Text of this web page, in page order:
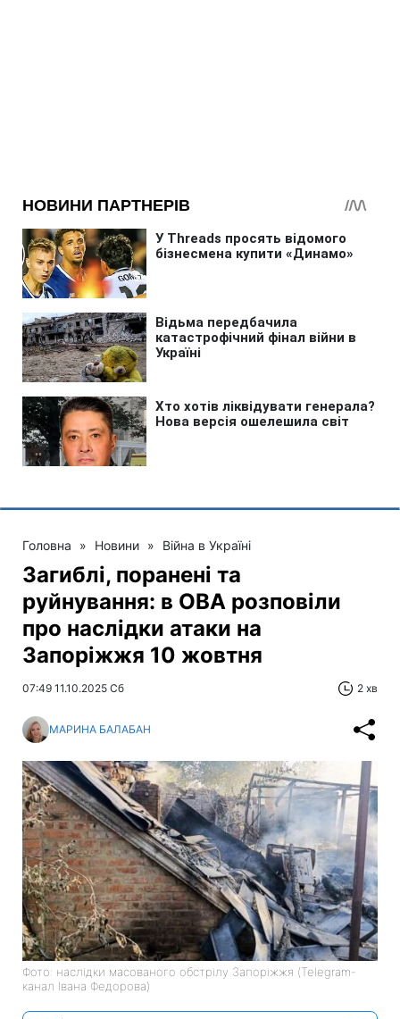
Головна » Новини » Війна в Україні
Загиблі, поранені та
руйнування: в ОВА розповіли
про наслідки атаки на
Запоріжжя 10 жовтня
07:49 11.10.2025 Сб 2 хв
МАРИНА БАЛАБАН
Фото: наслідки масованого обстрілу Запоріжжя (Telegram-
канал Івана Федорова)